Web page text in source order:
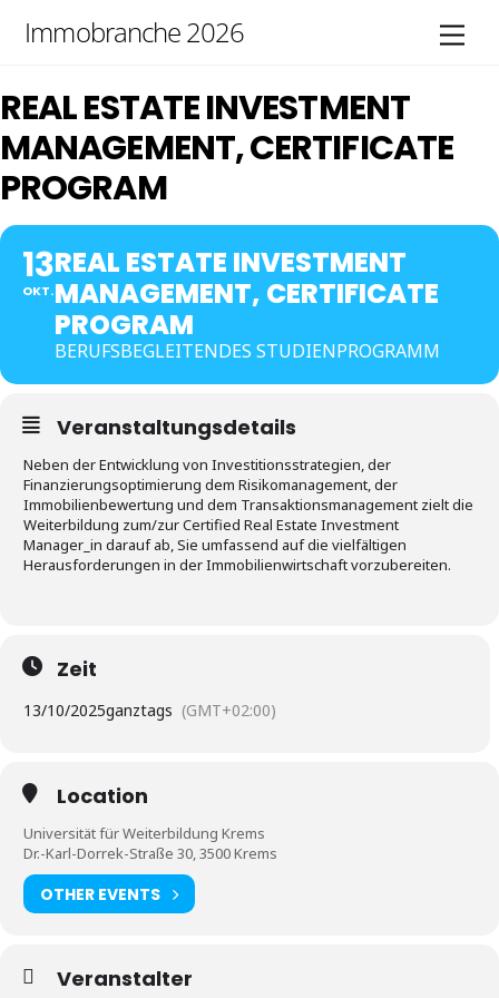
Immobranche 2026
REAL ESTATE INVESTMENT
MANAGEMENT, CERTIFICATE
PROGRAM
13
OKT.
REAL ESTATE INVESTMENT
MANAGEMENT, CERTIFICATE
PROGRAM
BERUFSBEGLEITENDES STUDIENPROGRAMM
Veranstaltungsdetails
Neben der Entwicklung von Investitionsstrategien, der
Finanzierungsoptimierung dem Risikomanagement, der
Immobilienbewertung und dem Transaktionsmanagement zielt die
Weiterbildung zum/zur Certified Real Estate Investment
Manager_in darauf ab, Sie umfassend auf die vielfältigen
Herausforderungen in der Immobilienwirtschaft vorzubereiten.
Zeit
13/10/2025ganztags (GMT+02:00)
Location
Universität für Weiterbildung Krems
Dr.-Karl-Dorrek-Straße 30, 3500 Krems
OTHER EVENTS
Veranstalter